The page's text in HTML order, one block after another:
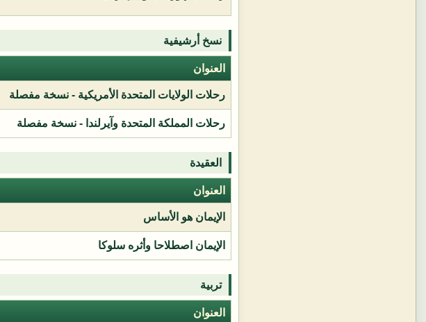
نسخ أرشيفية
العنوان
رحلات الولايات المتحدة الأمريكية - نسخة مفصلة
رحلات المملكة المتحدة وآيرلندا - نسخة مفصلة
العقيدة
العنوان
الإيمان هو الأساس
الإيمان اصطلاحا وأثره سلوكا
تربية
العنوان